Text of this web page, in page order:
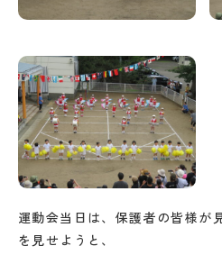
運動会当日は、保護者の皆様が
を見せようと、